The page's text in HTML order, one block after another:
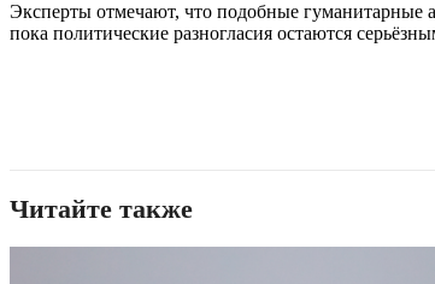
Эксперты отмечают, что подобные
пока политические разногласия остаются
Читайте также